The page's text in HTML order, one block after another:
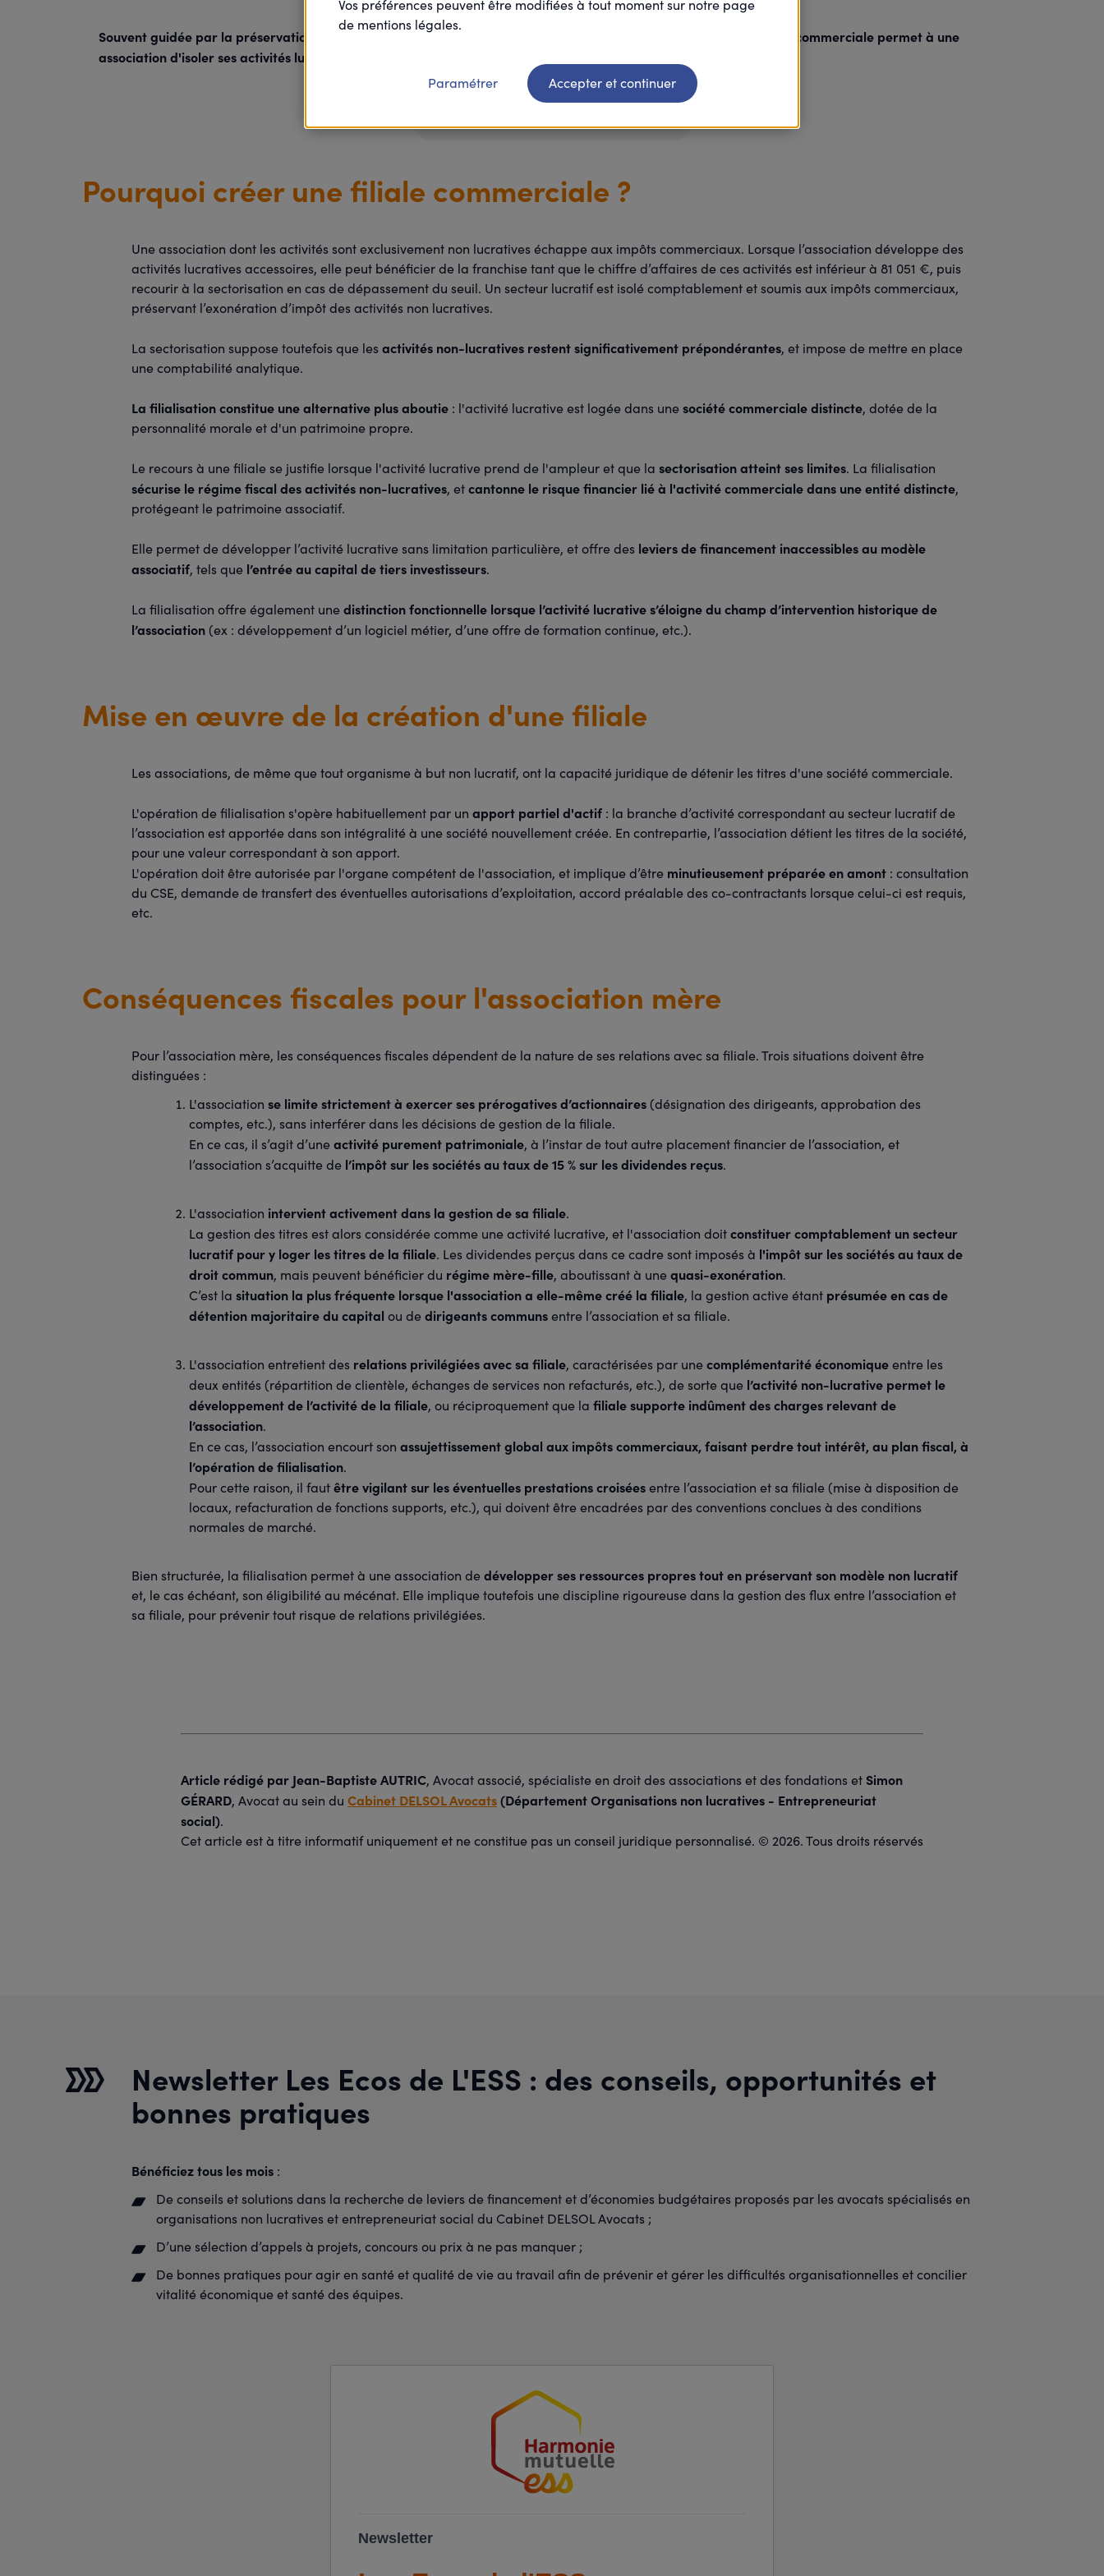
Souvent guidée par la préservation du régime fiscal de l’association, la création d'une filiale sous forme de société commerciale permet à une
association d'isoler ses activités lucratives dans une structure dédiée.
Pourquoi créer une filiale commerciale ?
Une association dont les activités sont exclusivement non lucratives échappe aux impôts commerciaux. Lorsque l’association développe des
activités lucratives accessoires, elle peut bénéficier de la franchise tant que le chiffre d’affaires de ces activités est inférieur à 81 051 €, puis
recourir à la sectorisation en cas de dépassement du seuil. Un secteur lucratif est isolé comptablement et soumis aux impôts commerciaux,
préservant l’exonération d’impôt des activités non lucratives.
La sectorisation suppose toutefois que lesactivités non-lucratives restent significativement prépondérantes, et impose de mettre en place
une comptabilité analytique.
La filialisation constitue une alternative plus aboutie : l'activité lucrative est logée dans unesociété commerciale distincte, dotée de la
personnalité morale et d'un patrimoine propre.
Le recours à une filiale se justifie lorsque l'activité lucrative prend de l'ampleur et que la sectorisation atteint ses limites. La filialisation
sécurise le régime fiscal des activités non-lucratives, etcantonne le risque financier lié à l'activité commerciale dans une entité distincte,
protégeant le patrimoine associatif.
Elle permet de développer l’activité lucrative sans limitation particulière, et offre des leviers de financement inaccessibles au modèle
associatif, tels que l’entrée au capital de tiers investisseurs.
La filialisation offre également unedistinction fonctionnelle lorsque l’activité lucrative s’éloigne du champ d’intervention historique de
l’association (ex : développement d’un logiciel métier, d’une offre de formation continue, etc.).
Mise en œuvre de la création d'une filiale
Les associations, de même que tout organisme à but non lucratif, ont la capacité juridique de détenir les titres d'une société commerciale.
L'opération de filialisation s'opère habituellement par un apport partiel d'actif : la branche d’activité correspondant au secteur lucratif de
l’association est apportée dans son intégralité à une société nouvellement créée. En contrepartie, l’association détient les titres de la société,
pour une valeur correspondant à son apport.
L'opération doit être autorisée par l'organe compétent de l'association, et implique d’être minutieusement préparée en amont : consultation
du CSE, demande de transfert des éventuelles autorisations d’exploitation, accord préalable des co-contractants lorsque celui-ci est requis,
etc.
Conséquences fiscales pour l'association mère
Pour l’association mère, les conséquences fiscales dépendent de la nature de ses relations avec sa filiale. Trois situations doivent être
distinguées :
L'association se limite strictement à exercer ses prérogatives d’actionnaires (désignation des dirigeants, approbation des
comptes, etc.), sans interférer dans les décisions de gestion de la filiale.
En ce cas, il s’agit d’uneactivité purement patrimoniale, à l’instar de tout autre placement financier de l’association, et
l’association s’acquitte de l’impôt sur les sociétés au taux de 15 % sur les dividendes reçus.
L'association intervient activement dans la gestion de sa filiale.
La gestion des titres est alors considérée comme une activité lucrative, et l'association doitconstituer comptablement un secteur
lucratif pour y loger les titres de la filiale. Les dividendes perçus dans ce cadre sont imposés à l'impôt sur les sociétés au taux de
droit commun, mais peuvent bénéficier du régime mère-fille, aboutissant à unequasi-exonération.
C’est la situation la plus fréquente lorsque l'association a elle-même créé la filiale, la gestion active étant présumée en cas de
détention majoritaire du capital ou dedirigeants communsentre l’association et sa filiale.
L'association entretient des relations privilégiées avec sa filiale, caractérisées par unecomplémentarité économiqueentre les
deux entités (répartition de clientèle, échanges de services non refacturés, etc.), de sorte que l’activité non-lucrative permet le
développement de l’activité de la filiale, ou réciproquement que la filiale supporte indûment des charges relevant de
l’association.
En ce cas, l’association encourt son assujettissement global aux impôts commerciaux, faisant perdre tout intérêt, au plan fiscal, à
l’opération de filialisation.
Pour cette raison, il fautêtre vigilant sur les éventuelles prestations croiséesentre l’association et sa filiale (mise à disposition de
locaux, refacturation de fonctions supports, etc.), qui doivent être encadrées par des conventions conclues à des conditions
normales de marché.
Bien structurée, la filialisation permet à une association dedévelopper ses ressources propres tout en préservant son modèle non lucratif
et, le cas échéant, son éligibilité au mécénat. Elle implique toutefois une discipline rigoureuse dans la gestion des flux entre l’association et
sa filiale, pour prévenir tout risque de relations privilégiées.
Article rédigé par Jean-Baptiste AUTRIC, Avocat associé, spécialiste en droit des associations et des fondations et Simon
GÉRARD, Avocat au sein du Cabinet DELSOL Avocats(Département Organisations non lucratives - Entrepreneuriat
social).
Cet article est à titre informatif uniquement et ne constitue pas un conseil juridique personnalisé. © 2026. Tous droits réservés
Newsletter Les Ecos de L'ESS : des conseils, opportunités et
bonnes pratiques
Bénéficiez tous les mois :
De conseils et solutions dans la recherche de leviers de financement et d’économies budgétaires proposés par les avocats spécialisés en
organisations non lucratives et entrepreneuriat social du Cabinet DELSOL Avocats ;
D’une sélection d’appels à projets, concours ou prix à ne pas manquer ;
De bonnes pratiques pour agir en santé et qualité de vie au travail afin de prévenir et gérer les difficultés organisationnelles et concilier
vitalité économique et santé des équipes.
Vos préférences peuvent être modifiées à tout moment sur notre page
de mentions légales.
Paramétrer Accepter et continuer